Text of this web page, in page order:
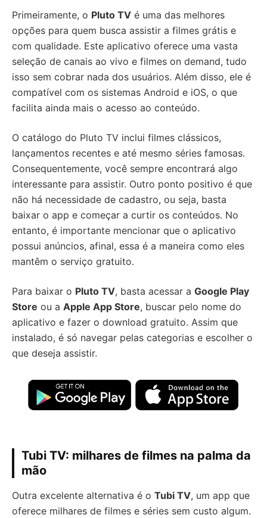
Primeiramente, o Pluto TV é uma das melhores
opções para quem busca assistir a filmes grátis e
com qualidade. Este aplicativo oferece uma vasta
seleção de canais ao vivo e filmes on demand, tudo
isso sem cobrar nada dos usuários. Além disso, ele é
compatível com os sistemas Android e iOS, o que
facilita ainda mais o acesso ao conteúdo.
O catálogo do Pluto TV inclui filmes clássicos,
lançamentos recentes e até mesmo séries famosas.
Consequentemente, você sempre encontrará algo
interessante para assistir. Outro ponto positivo é que
não há necessidade de cadastro, ou seja, basta
baixar o app e começar a curtir os conteúdos. No
entanto, é importante mencionar que o aplicativo
possui anúncios, afinal, essa é a maneira como eles
mantêm o serviço gratuito.
Para baixar o Pluto TV, basta acessar a Google Play
Store ou a Apple App Store, buscar pelo nome do
aplicativo e fazer o download gratuito. Assim que
instalado, é só navegar pelas categorias e escolher o
que deseja assistir.
Tubi TV: milhares de filmes na palma da
mão
Outra excelente alternativa é o Tubi TV, um app que
oferece milhares de filmes e séries sem custo algum.